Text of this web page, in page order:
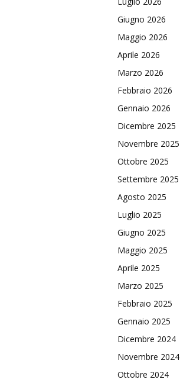
Giugno 2026
Maggio 2026
Aprile 2026
Marzo 2026
Febbraio 2026
Gennaio 2026
Dicembre 2025
Novembre 2025
Ottobre 2025
Settembre 2025
Agosto 2025
Luglio 2025
Giugno 2025
Maggio 2025
Aprile 2025
Marzo 2025
Febbraio 2025
Gennaio 2025
Dicembre 2024
Novembre 2024
Ottobre 2024